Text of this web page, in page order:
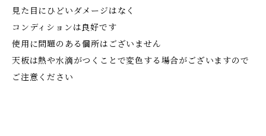
見た目にひどいダメージはなく
コンディションは良好です
使用に問題のある個所はございません
天板は熱や水滴がつくことで変色する場合がございますので
ご注意ください